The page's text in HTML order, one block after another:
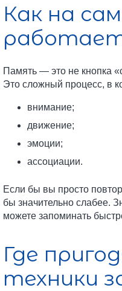
Как на
Память — это не кнопка
Это сложный процесс, в
внимание;
движение;
эмоции;
ассоциации.
Если бы вы просто
бы значительно слабее.
можете запоминать
Где
техники